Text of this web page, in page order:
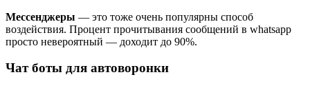
Мессенджеры — это тоже очень популярны способ
воздействия. Процент прочитывания сообщений в whatsapp
просто невероятный — доходит до 90%.
Чат боты для автоворонки